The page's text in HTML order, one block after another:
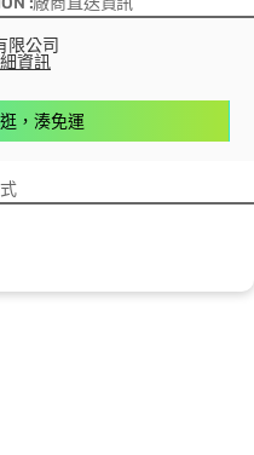
限公司
資訊
，湊免運